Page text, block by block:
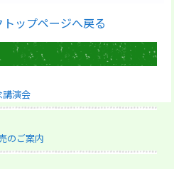
ップページへ戻る
講演会
のご案内